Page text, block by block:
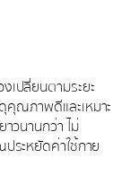
เปลี่ยนตามระยะ
ณภาพดีและเหมาะ
วนานกว่า ไม่
ระหยัดค่าใช้กาย